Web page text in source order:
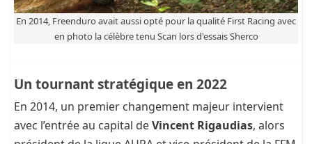
En 2014, Freenduro avait aussi opté pour la qualité First Racing avec
en photo la célèbre tenu Scan lors d'essais Sherco
Un tournant stratégique en 2022
En 2014, un premier changement majeur intervient
avec l’entrée au capital deVincent Rigaudias, alors